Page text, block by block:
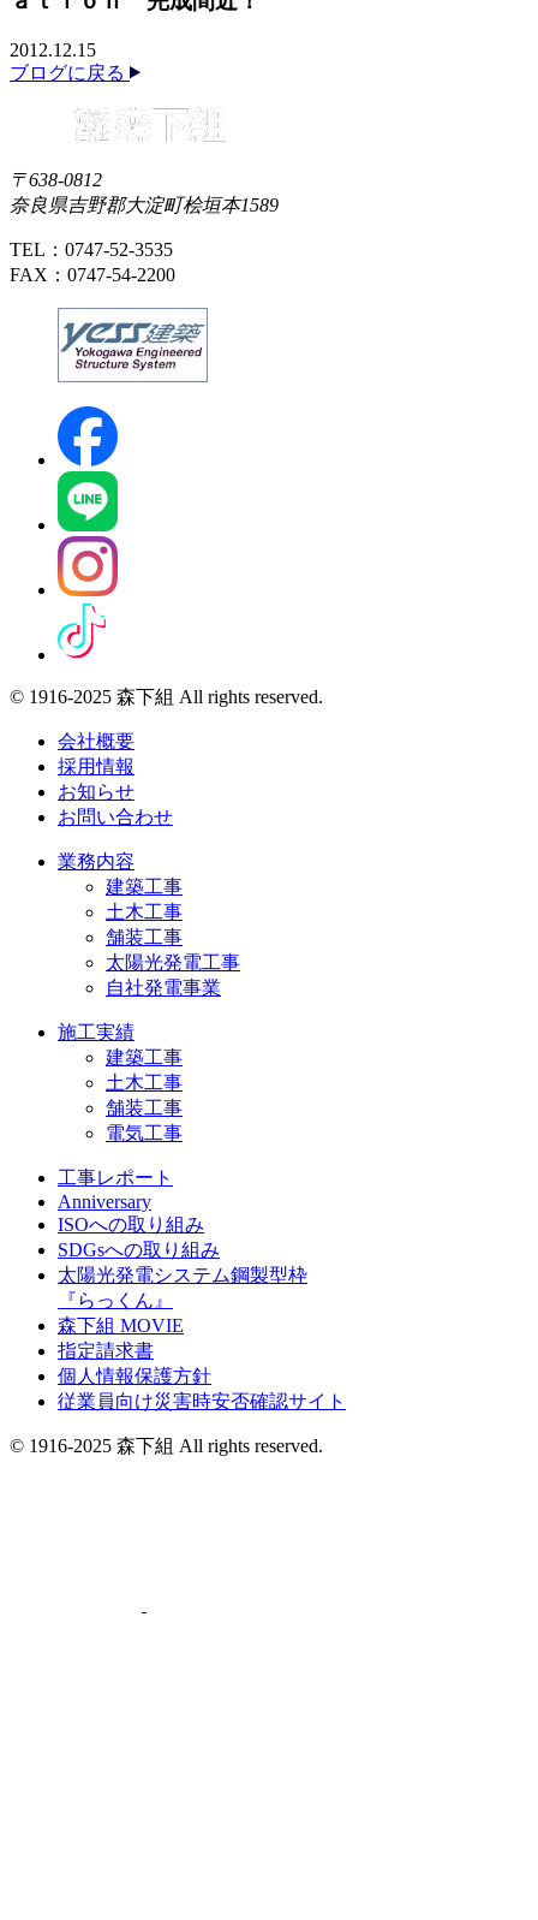
2012.12.15
ブログに戻る
〒638-0812
奈良県吉野郡大淀町桧垣本1589
TEL：0747-52-3535
FAX：0747-54-2200
© 1916-2025 森下組 All rights reserved.
会社概要
採用情報
お知らせ
お問い合わせ
業務内容
建築工事
土木工事
舗装工事
太陽光発電工事
自社発電事業
施工実績
建築工事
土木工事
舗装工事
電気工事
工事レポート
Anniversary
ISOへの取り組み
SDGsへの取り組み
太陽光発電システム鋼製型枠
『らっくん』
森下組 MOVIE
指定請求書
個人情報保護方針
従業員向け災害時安否確認サイト
© 1916-2025 森下組 All rights reserved.